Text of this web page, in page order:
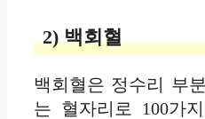
2) 백회혈
백회혈은 정수리 부
는 혈자리로 100가